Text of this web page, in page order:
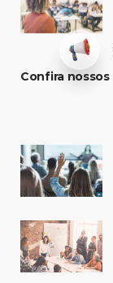
Confira